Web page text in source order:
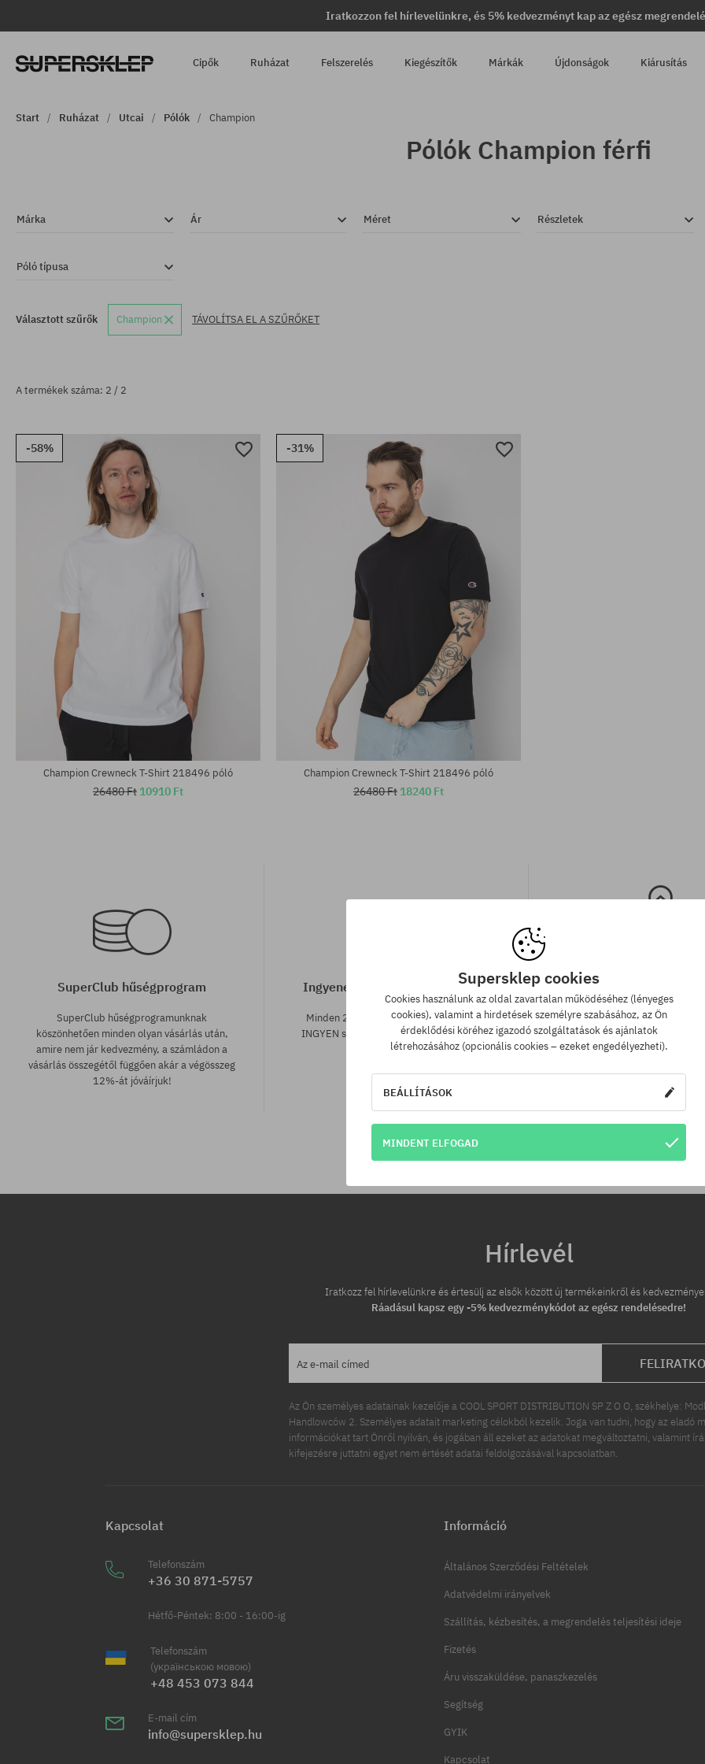
Iratkozzon fel hírlevelünkre, és 5% kedvezményt kap az egész
Cipők Ruházat Felszerelés Kiegészítők Márkák Újdonságok Kiárusítás
Start Ruházat Utcai Pólók Champion
Pólók Champion férfi
Márka Ár Méret Részletek
Póló típusa
Választott szűrők Champion TÁVOLÍTSA EL A SZŰRŐKET
A termékek száma: 2 / 2
-58%
Champion Crewneck T-Shirt 218496 póló
26480 Ft 10910 Ft
-31%
Champion Crewneck T-Shirt 218496 póló
26480 Ft 18240 Ft
SuperClub hűségprogram
SuperClub hűségprogramunknak
köszönhetően minden olyan vásárlás után,
amire nem jár kedvezmény, a számládon a
vásárlás összegétől függően akár a végösszeg
12%-át jóváírjuk!
Ingyenes szállítás 25 000 Ft-tól
Minden 25 000 Ft. feletti megrendelést
INGYEN szállítunk GLS átvételi pontokra.
Legjobb ár
A legjobb árak nálunk
véletlenül egy más
megtalálnád a termékünket
áron, akkor csak neked
Hírlevél
Iratkozz fel hírlevelünkre és értesülj az elsők között új termékeinkről és
Ráadásul kapsz egy -5% kedvezménykódot az egész rendelésedre!
Az e-mail címed
Az Ön személyes adatainak kezelője a COOL SPORT DISTRIBUTION SP Z O O, székhelye:
Handlowców 2. Személyes adatait marketing célokból kezelik. Joga van tudni, hogy az eladó
információkat tart Önről nyilván, és jogában áll ezeket az adatokat megváltoztatni, valamint
kifejezésre juttatni egyet nem értését adatai feldolgozásával kapcsolatban.
Kapcsolat
Telefonszám
+36 30 871-5757
Hétfő-Péntek: 8:00 - 16:00-ig
Telefonszám
(українською мовою)
+48 453 073 844
E-mail cím
info@supersklep.hu
Információ
Általános Szerződési Feltételek
Adatvédelmi irányelvek
Szállítás, kézbesítés, a megrendelés teljesítési ideje
Fizetés
Áru visszaküldése, panaszkezelés
Segítség
GYIK
Kapcsolat
Supersklep cookies
Cookies használunk az oldal zavartalan működéséhez (lényeges
cookies), valamint a hirdetések személyre szabásához, az Ön
érdeklődési köréhez igazodó szolgáltatások és ajánlatok
létrehozásához (opcionális cookies – ezeket engedélyezheti).
BEÁLLÍTÁSOK
MINDENT ELFOGAD